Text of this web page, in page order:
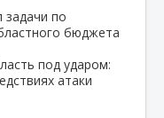
по
бюджета
под ударом:
атаки